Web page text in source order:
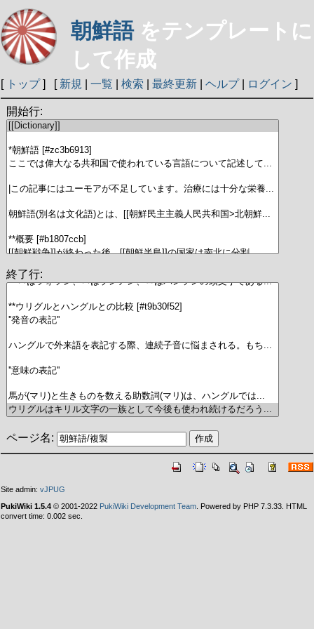
朝鮮語をテンプレートに
して作成
[ トップ] [ 新規 一覧 検索 最終更新 ヘルプ| ログイン ]
開始行:
終了行:
ページ名:
Site admin: vJPUG
PukiWiki 1.5.4 © 2001-2022 PukiWiki Development Team . Powered by PHP 7.3.33. HTML
convert time: 0.002 sec.